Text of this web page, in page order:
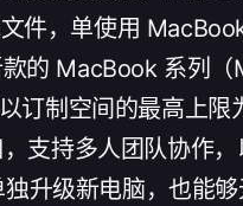
件，单使用
的 MacBook 系列
制空间的最高上
支持多人团队协作
升级新电脑，也能